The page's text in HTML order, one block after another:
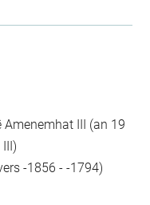
Amenemhat III (an 19
-1856 - -1794)